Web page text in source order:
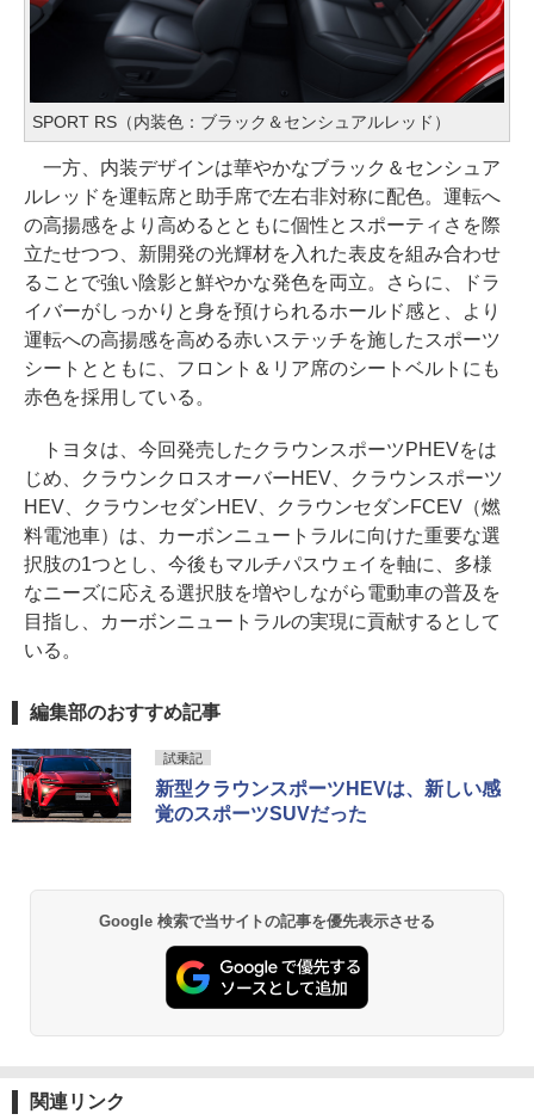
SPORT RS（内装色：ブラック＆センシュアルレッド）
一方、内装デザインは華やかなブラック＆センシュア
ルレッドを運転席と助手席で左右非対称に配色。運転へ
の高揚感をより高めるとともに個性とスポーティさを際
立たせつつ、新開発の光輝材を入れた表皮を組み合わせ
ることで強い陰影と鮮やかな発色を両立。さらに、ドラ
イバーがしっかりと身を預けられるホールド感と、より
運転への高揚感を高める赤いステッチを施したスポーツ
シートとともに、フロント＆リア席のシートベルトにも
赤色を採用している。
トヨタは、今回発売したクラウンスポーツPHEVをは
じめ、クラウンクロスオーバーHEV、クラウンスポーツ
HEV、クラウンセダンHEV、クラウンセダンFCEV（燃
料電池車）は、カーボンニュートラルに向けた重要な選
択肢の1つとし、今後もマルチパスウェイを軸に、多様
なニーズに応える選択肢を増やしながら電動車の普及を
目指し、カーボンニュートラルの実現に貢献するとして
いる。
編集部のおすすめ記事
試乗記
新型クラウンスポーツHEVは、新しい感
覚のスポーツSUVだった
Google 検索で当サイトの記事を優先表示させる
関連リンク